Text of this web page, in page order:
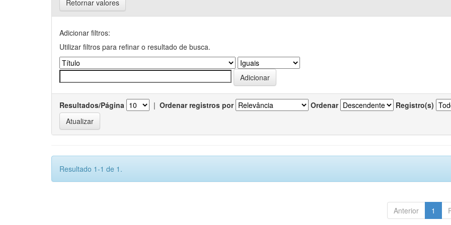
Retornar valores
Adicionar filtros:
Utilizar filtros para refinar o resultado de busca.
Resultados/Página | Ordenar registros por Ordenar Registro(s)
Resultado 1-1 de 1.
Anterior 1